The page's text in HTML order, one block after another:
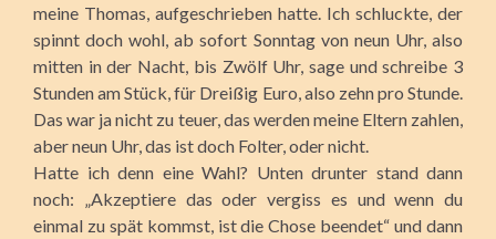
meine Thomas, aufgeschrieben hatte. Ich schluckte, der
spinnt doch wohl, ab sofort Sonntag von neun Uhr, also
mitten in der Nacht, bis Zwölf Uhr, sage und schreibe 3
Stunden am Stück, für Dreißig Euro, also zehn pro Stunde.
Das war ja nicht zu teuer, das werden meine Eltern zahlen,
aber neun Uhr, das ist doch Folter, oder nicht.
Hatte ich denn eine Wahl? Unten drunter stand dann
noch: „Akzeptiere das oder vergiss es und wenn du
einmal zu spät kommst, ist die Chose beendet“ und dann